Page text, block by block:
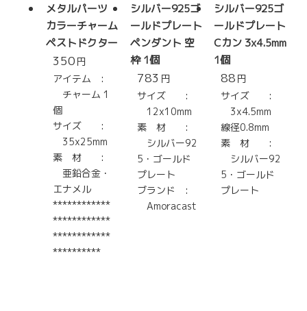
メタルパーツ
カラーチャーム
ペストドクター
350 円
アイテム :
チャーム 1
個
サイズ :
35x25mm
素 材 :
亜鉛合金・
エナメル
************
************
************
**********
シルバー925ゴ
ールドプレート
ペンダント 空
枠 1個
783 円
サイズ :
12x10mm
素 材 :
シルバー92
5・ゴールド
プレート
ブランド :
Amoracast
シルバー925ゴ
ールドプレート
Cカン 3x4.5mm
1個
88 円
サイズ :
3x4.5mm
線径0.8mm
素 材 :
シルバー92
5・ゴールド
プレート